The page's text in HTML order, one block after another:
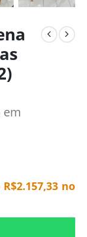
em
R$2.157,33 no